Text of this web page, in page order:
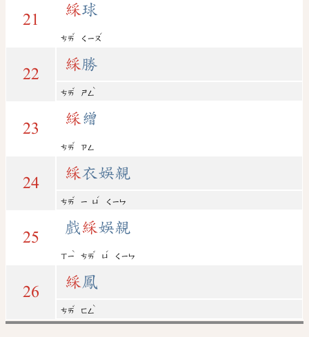
21
綵球
ㄘㄞ
ˇ
ㄑㄧㄡ
ˊ
22
綵勝
ㄘㄞ
ˇ
ㄕㄥ
ˋ
23
綵繒
ㄘㄞ
ˇ
ㄗㄥ
24
綵衣娛親
ㄘㄞ
ˇ
ㄧ ㄩ
ˊ
ㄑㄧㄣ
25
戲綵娛親
ㄒㄧ
ˋ
ㄘㄞ
ˇ
ㄩ
ˊ
ㄑㄧㄣ
26
綵鳳
ㄘㄞ
ˇ
ㄈㄥ
ˋ